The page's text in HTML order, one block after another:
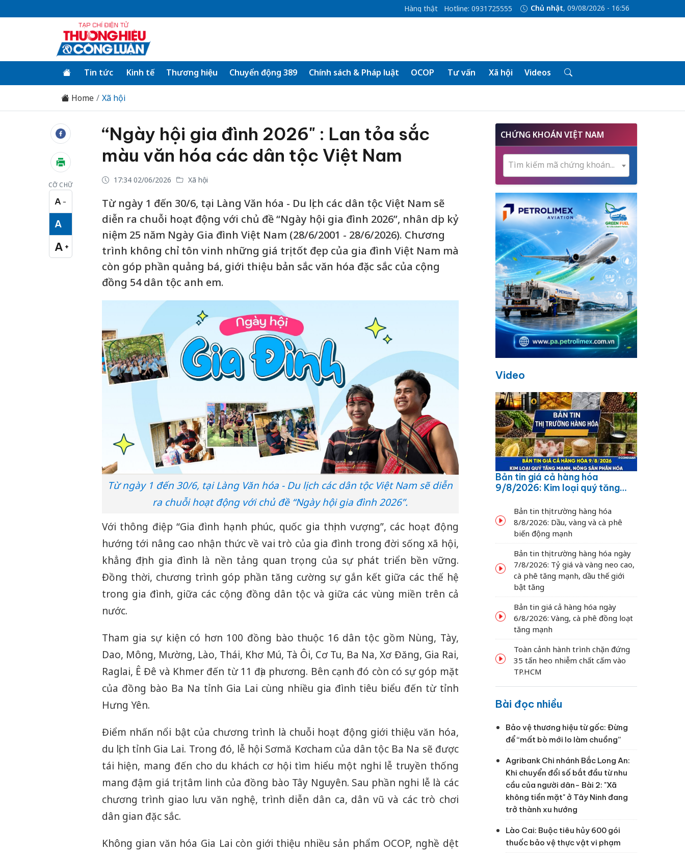
Hàng thật Hotline: 0931725555 Chủ nhật, 09/08/2026 - 16:56
Tin tức Kinh tế Thương hiệu Chuyển động 389 Chính sách & Pháp luật OCOP Tư vấn Xã hội Videos
Home Xã hội
CỠ CHỮ
A −
Cỡ chữ nhỏ
A
Cỡ chữ vừa
A +
Cỡ chữ lớn
“Ngày hội gia đình 2026" : Lan tỏa sắc
màu văn hóa các dân tộc Việt Nam
17:34 02/06/2026 Xã hội
Từ ngày 1 đến 30/6, tại Làng Văn hóa - Du lịch các dân tộc Việt Nam sẽ
diễn ra chuỗi hoạt động với chủ đề “Ngày hội gia đình 2026”, nhân dịp kỷ
niệm 25 năm Ngày Gia đình Việt Nam (28/6/2001 - 28/6/2026). Chương
trình không chỉ tôn vinh những giá trị tốt đẹp của gia đình Việt Nam mà
còn góp phần quảng bá, giới thiệu bản sắc văn hóa đặc sắc của cộng
đồng 54 dân tộc anh em.
Từ ngày 1 đến 30/6, tại Làng Văn hóa - Du lịch các dân tộc Việt Nam sẽ diễn
ra chuỗi hoạt động với chủ đề “Ngày hội gia đình 2026”.
Với thông điệp “Gia đình hạnh phúc, quốc gia thịnh vượng”, các hoạt động
hướng tới nâng cao nhận thức về vai trò của gia đình trong đời sống xã hội,
khẳng định gia đình là nền tảng quan trọng của sự phát triển bền vững.
Đồng thời, chương trình góp phần tăng cường sự gắn kết giữa các thế hệ
trong gia đình, giữa các cộng đồng dân tộc và giữa các vùng miền trên cả
nước.
Tham gia sự kiện có hơn 100 đồng bào thuộc 16 dân tộc gồm Nùng, Tày,
Dao, Mông, Mường, Lào, Thái, Khơ Mú, Tà Ôi, Cơ Tu, Ba Na, Xơ Đăng, Gia Rai,
Raglai, Ê Đê và Khmer đến từ 11 địa phương. Bên cạnh đó còn có sự góp mặt
của đồng bào Ba Na tỉnh Gia Lai cùng nhiều gia đình tiêu biểu đến từ tỉnh
Hưng Yên.
Điểm nhấn nổi bật của chương trình là chuỗi hoạt động giới thiệu văn hóa,
du lịch tỉnh Gia Lai. Trong đó, lễ hội Sơmă Kơcham của dân tộc Ba Na sẽ được
tái hiện, mang đến cho du khách cơ hội tìm hiểu một nghi lễ truyền thống
mang đậm giá trị tâm linh của đồng bào Tây Nguyên. Sau phần nghi lễ là các
chương trình giao lưu văn nghệ, trình diễn dân ca, dân vũ và các trò chơi
dân gian đặc sắc.
Không gian văn hóa Gia Lai còn giới thiệu nhiều sản phẩm OCOP, nghề dệt
CHỨNG KHOÁN VIỆT NAM
Tìm kiếm mã chứng khoán...
Video
Bản tin giá cả hàng hóa
9/8/2026: Kim loại quý tăng
Bản tin thị trường hàng hóa
8/8/2026: Dầu, vàng và cà phê
biến động mạnh
Bản tin thị trường hàng hóa ngày
7/8/2026: Tỷ giá và vàng neo cao,
cà phê tăng mạnh, dầu thế giới
bật tăng
Bản tin giá cả hàng hóa ngày
6/8/2026: Vàng, cà phê đồng loạt
tăng mạnh
Toàn cảnh hành trình chặn đứng
35 tấn heo nhiễm chất cấm vào
TP.HCM
Bài đọc nhiều
Bảo vệ thương hiệu từ gốc: Đừng
để “mất bò mới lo làm chuồng”
Agribank Chi nhánh Bắc Long An:
Khi chuyển đổi số bắt đầu từ nhu
cầu của người dân- Bài 2: "Xã
không tiền mặt" ở Tây Ninh đang
trở thành xu hướng
Lào Cai: Buộc tiêu hủy 600 gói
thuốc bảo vệ thực vật vi phạm